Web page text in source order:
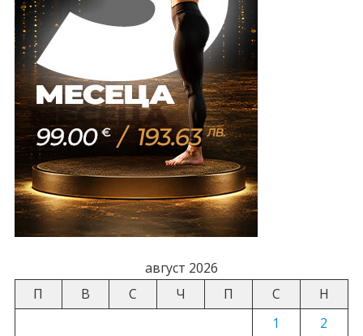
август 2026
П
В С Ч П С
Н
1
2